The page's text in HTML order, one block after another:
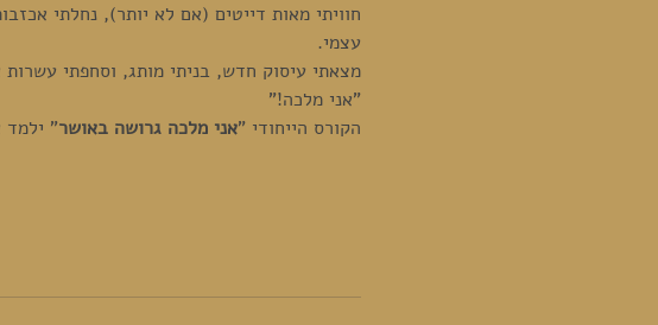
חוויתי מאות דייטים (אם לא יותר), נחלתי
עצמי.
מצאתי עיסוק חדש, בניתי מותג, וסחפתי
"אני מלכה!"
הקורס הייחודי "אני מלכה גרושה באושר" ילמד